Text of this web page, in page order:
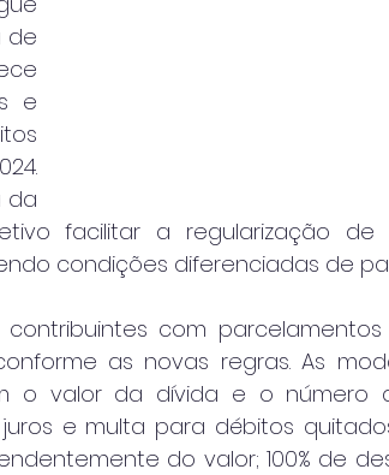
de
e
da
facilitar a regularização de
condições diferenciadas de
com
as novas regras. As
o valor da dívida e o número
juros e multa para débitos
do valor; 100% de